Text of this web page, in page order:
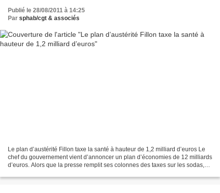
Publié le 28/08/2011 à 14:25
Par sphab/cgt & associés
Le plan d’austérité Fillon taxe la santé à hauteur de 1,2 milliard d’euros Le
chef du gouvernement vient d’annoncer un plan d’économies de 12 milliards
d’euros. Alors que la presse remplit ses colonnes des taxes sur les sodas,